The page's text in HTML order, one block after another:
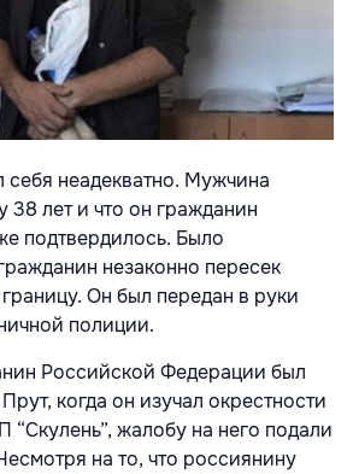
себя неадекватно. Мужчина
38 лет и что он гражданин
подтвердилось. Было
незаконно пересек
Он был передан в руки
полиции.
Российской Федерации был
когда он изучал окрестности
“Скулень”, жалобу на него подали
на то, что россиянину